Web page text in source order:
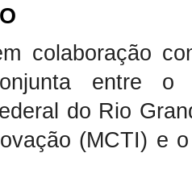
colaboração
entre o
do Rio
(MCTI) e